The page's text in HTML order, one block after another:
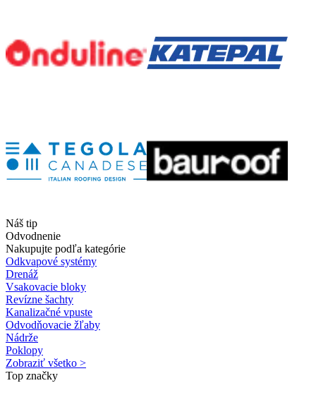
Náš tip
Odvodnenie
Nakupujte podľa kategórie
Odkvapové systémy
Drenáž
Vsakovacie bloky
Revízne šachty
Kanalizačné vpuste
Odvodňovacie žľaby
Nádrže
Poklopy
Zobraziť všetko >
Top značky